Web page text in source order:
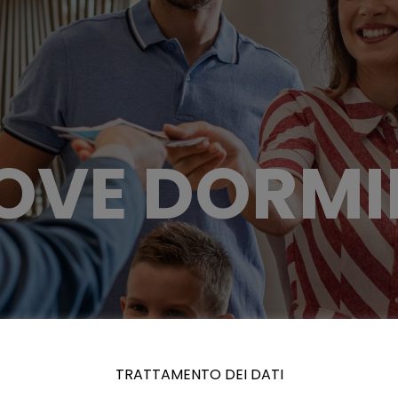
TRATTAMENTO DEI DATI